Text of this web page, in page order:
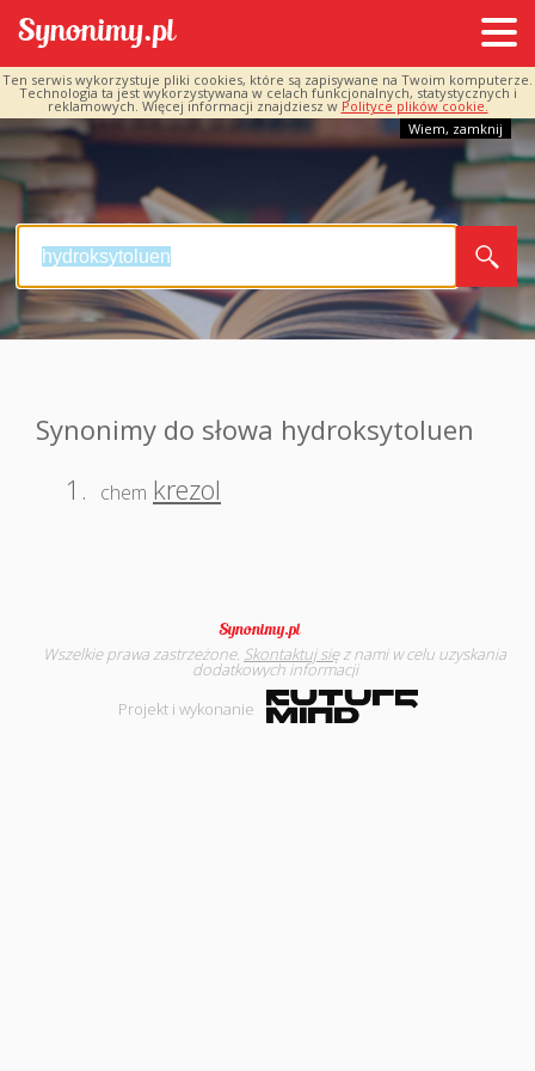
Ten serwis wykorzystuje pliki cookies, które są zapisywane na Twoim komputerze.
Technologia ta jest wykorzystywana w celach funkcjonalnych, statystycznych i
reklamowych. Więcej informacji znajdziesz w Polityce plików cookie.
Wiem, zamknij
Synonimy do słowa hydroksytoluen
1.
chem krezol
Wszelkie prawa zastrzeżone. Skontaktuj sięz nami w celu uzyskania
dodatkowych informacji
Projekt i wykonanie